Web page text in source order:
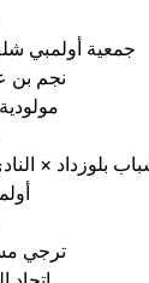
جمعية أولمبي
نجم بن
بلوزداد ×
ترجي